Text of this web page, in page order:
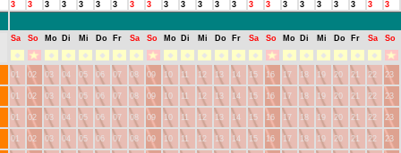
3 3 3 3 3 3 3 3 3 3 3 3 3 3 3 3 3 3 3 3 3 3 3
Sa So Mo Di Mi Do Fr Sa So Mo Di Mi Do Fr Sa So Mo Di Mi Do Fr Sa So
01 02 03 04 05 06 07 08 09 10 11 12 13 14 15 16 17 18 19 20 21 22
23
01 02 03 04 05 06 07 08 09 10 11 12 13 14 15 16 17 18 19 20 21 22
23
01 02 03 04 05 06 07 08 09 10 11 12 13 14 15 16 17 18 19 20 21 22
23
01 02 03 04 05 06 07 08 09 10 11 12 13 14 15 16 17 18 19 20 21 22
23